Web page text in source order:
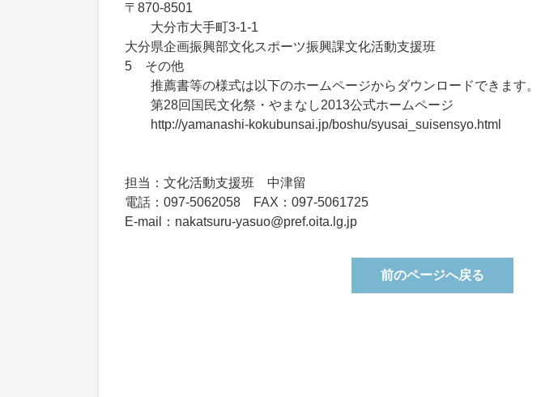
〒870-8501
大分市大手町3-1-1
大分県企画振興部文化スポーツ振興課文化活動支援班
5 その他
推薦書等の様式は以下のホームページからダウンロードできます。
第28回国民文化祭・やまなし2013公式ホームページ
http://yamanashi-kokubunsai.jp/boshu/syusai_suisensyo.html
担当：文化活動支援班 中津留
電話：097-5062058 FAX：097-5061725
E-mail：nakatsuru-yasuo@pref.oita.lg.jp
前のページへ戻る